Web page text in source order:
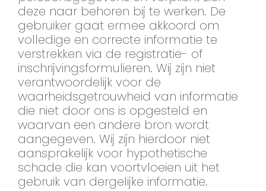
deze naar behoren bij te werken. De
gebruiker gaat ermee akkoord om
volledige en correcte informatie te
verstrekken via de registratie- of
inschrijvingsformulieren. Wij zijn niet
verantwoordelijk voor de
waarheidsgetrouwheid van informatie
die niet door ons is opgesteld en
waarvan een andere bron wordt
aangegeven. Wij zijn hierdoor niet
aansprakelijk voor hypothetische
schade die kan voortvloeien uit het
gebruik van dergelijke informatie.